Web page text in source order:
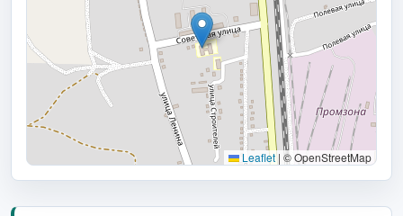
Leaflet | © OpenStreetMap